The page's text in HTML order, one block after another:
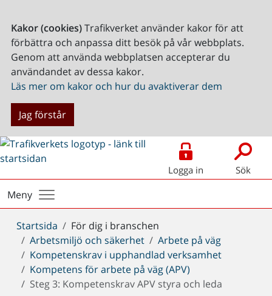
Kakor (cookies)Trafikverket använder kakor för att
förbättra och anpassa ditt besök på vår webbplats.
Genom att använda webbplatsen accepterar du
användandet av dessa kakor.
Läs mer om kakor och hur du avaktiverar dem
Jag förstår
Logga in Sök
Meny
Du
är
här:
Startsida
För dig i branschen
Arbetsmiljö och säkerhet
Arbete på väg
Kompetenskrav i upphandlad verksamhet
Kompetens för arbete på väg (APV)
Steg 3: Kompetenskrav APV styra och leda